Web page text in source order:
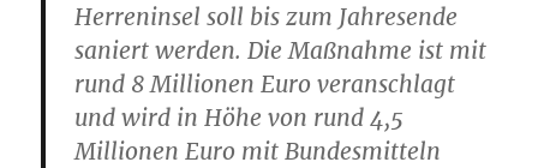
Herreninsel soll bis zum Jahresende
saniert werden. Die Maßnahme ist mit
rund 8 Millionen Euro veranschlagt
und wird in Höhe von rund 4,5
Millionen Euro mit Bundesmitteln